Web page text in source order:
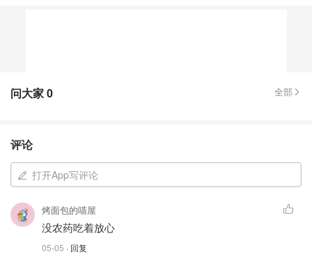
问大家0 全部
评论
打开App写评论
烤面包的喵屋
没农药吃着放心
05-05 · 回复